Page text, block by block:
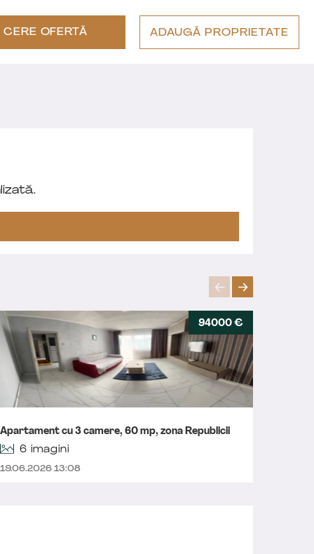
CERE OFERTĂ ADAUGĂ PROPRIETATE
94000 €
Apartament cu 3 camere, 60 mp, zona Republicii
6 imagini
19.06.2026 13:08